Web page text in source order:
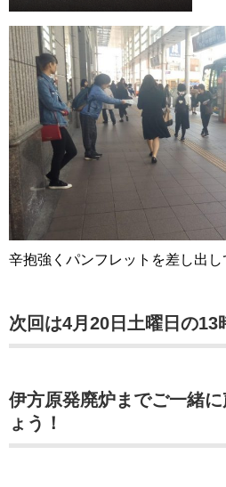
辛抱強くパンフレットを差し出し
次回は4月20日土曜日の13
伊方原発廃炉までご一緒
ょう！